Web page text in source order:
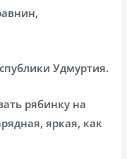
Удмуртия.
рябинку на
яркая, как